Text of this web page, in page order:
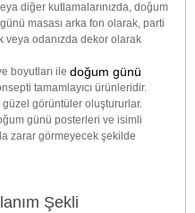
diğer kutlamalarınızda, doğum
masası arka fon olarak, parti
veya odanızda dekor olarak
boyutları ile doğum günü
tamamlayıcı ürünleridir.
güzel görüntüler oluştururlar.
günü posterleri ve isimli
zarar görmeyecek şekilde
Şekli